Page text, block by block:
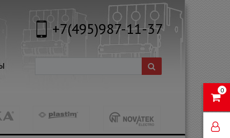
0
+7(495)987-11-37